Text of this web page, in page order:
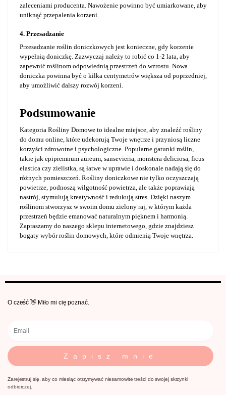
zaleceniami producenta. Nawożenie powinno być umiarkowane, aby
uniknąć przepalenia korzeni.
4. Przesadzanie
Przesadzanie roślin doniczkowych jest konieczne, gdy korzenie
wypełnią doniczkę. Zazwyczaj należy to robić co 1-2 lata, aby
zapewnić roślinom odpowiednią przestrzeń do wzrostu. Nowa
doniczka powinna być o kilka centymetrów większa od poprzedniej,
aby umożliwić dalszy rozwój korzeni.
Podsumowanie
Kategoria Rośliny Domowe to idealne miejsce, aby znaleźć rośliny
do domu online, które udekorują Twoje wnętrze i przyniosą liczne
korzyści zdrowotne i psychologiczne. Popularne gatunki roślin,
takie jak epipremnum aureum, sansevieria, monstera deliciosa, ficus
elastica czy zielistka, są łatwe w uprawie i doskonale nadają się do
różnych pomieszczeń. Rośliny doniczkowe nie tylko oczyszczają
powietrze, podnoszą wilgotność powietrza, ale także poprawiają
nastrój, stymulują kreatywność i redukują stres. Dzięki naszym
roślinom stworzysz w swoim domu zielony raj, w którym każda
przestrzeń będzie emanować naturalnym pięknem i harmonią.
Zapraszamy do naszego sklepu internetowego, gdzie znajdziesz
bogaty wybór roślin domowych, które odmienią Twoje wnętrza.
O cześć 👋 Miło mi cię poznać.
Zapisz mnie
Zarejestruj się, aby co miesiąc otrzymywać niesamowite treści do swojej skrzynki
odbiorczej.